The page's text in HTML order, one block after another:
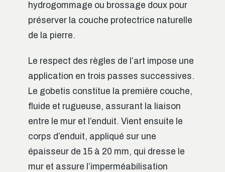
hydrogommage ou brossage doux pour
préserver la couche protectrice naturelle
de la pierre.
Le respect des règles de l’art impose une
application en trois passes successives.
Le gobetis constitue la première couche,
fluide et rugueuse, assurant la liaison
entre le mur et l’enduit. Vient ensuite le
corps d’enduit, appliqué sur une
épaisseur de 15 à 20 mm, qui dresse le
mur et assure l’imperméabilisation